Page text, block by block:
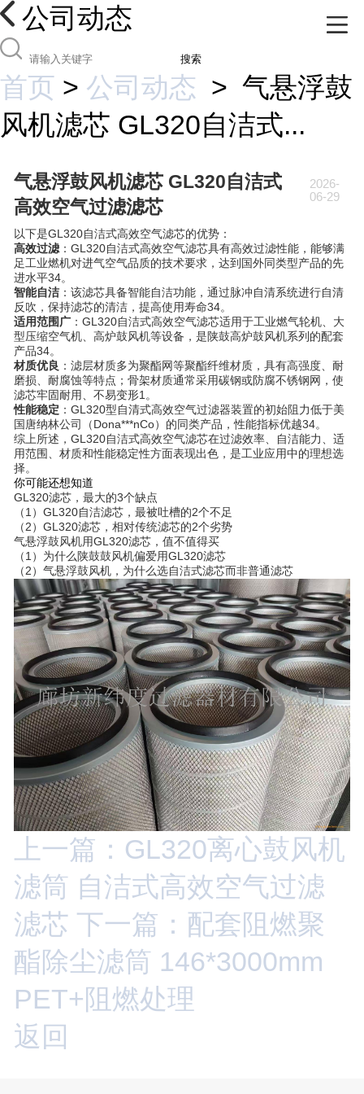
公司动态
搜索
首页 > 公司动态 > 气悬浮鼓
风机滤芯 GL320自洁式...
气悬浮鼓风机滤芯 GL320自洁式
高效空气过滤滤芯
2026-
06-29
以下是GL320自洁式高效空气滤芯的优势：
高效过滤：GL320自洁式高效空气滤芯具有高效过滤性能，能够满
足工业燃机对进气空气品质的技术要求，达到国外同类型产品的先
进水平34。
智能自洁：该滤芯具备智能自洁功能，通过脉冲自清系统进行自清
反吹，保持滤芯的清洁，提高使用寿命34。
适用范围广：GL320自洁式高效空气滤芯适用于工业燃气轮机、大
型压缩空气机、高炉鼓风机等设备，是陕鼓高炉鼓风机系列的配套
产品34。
材质优良 ：滤层材质多为聚酯网等聚酯纤维材质，具有高强度、耐
磨损、耐腐蚀等特点；骨架材质通常采用碳钢或防腐不锈钢网，使
滤芯牢固耐用、不易变形1。
性能稳定 ：GL320型自清式高效空气过滤器装置的初始阻力低于美
国唐纳林公司（Dona***nCo）的同类产品，性能指标优越34。
综上所述，GL320自洁式高效空气滤芯在过滤效率、自洁能力、适
用范围、材质和性能稳定性方面表现出色，是工业应用中的理想选
择。
你可能还想知道
GL320滤芯，最大的3个缺点
（1）GL320自洁滤芯，最被吐槽的2个不足
（2）GL320滤芯，相对传统滤芯的2个劣势
气悬浮鼓风机用GL320滤芯，值不值得买
（1）为什么陕鼓鼓风机偏爱用GL320滤芯
（2）气悬浮鼓风机，为什么选自洁式滤芯而非普通滤芯
上一篇：GL320离心鼓风机
滤筒 自洁式高效空气过滤
滤芯 下一篇：配套阻燃聚
酯除尘滤筒 146*3000mm
PET+阻燃处理
返回